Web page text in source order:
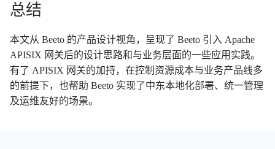
总结
本文从 Beeto 的产品设计视角，呈现了 Beeto 引入 Apache
APISIX 网关后的设计思路和与业务层面的一些应用实践。
有了 APISIX 网关的加持，在控制资源成本与业务产品线多
的前提下，也帮助 Beeto 实现了中东本地化部署、统一管理
及运维友好的场景。